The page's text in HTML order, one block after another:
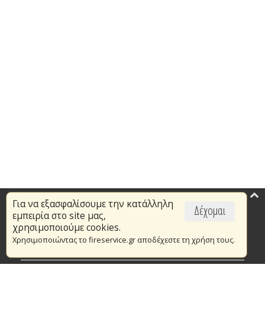
Δέχομαι
Για να εξασφαλίσουμε την κατάλληλη
εμπειρία στο site μας,
χρησιμοποιούμε cookies.
Χρησιμοποιώντας το fireservice.gr αποδέχεστε τη χρήση τους.
Επικαιρότητα
Το Πυροσβεστικό Σώμα